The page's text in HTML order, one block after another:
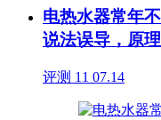
电热水器常年
说法误导，原
评测 11 07.14